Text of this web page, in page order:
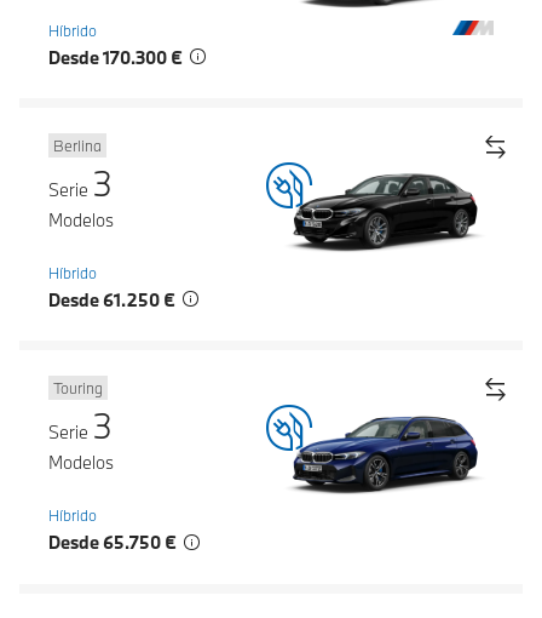
Híbrido
Desde 170.300 €
Berlina
Serie 3
Modelos
Híbrido
Desde 61.250 €
Touring
Serie 3
Modelos
Híbrido
Desde 65.750 €